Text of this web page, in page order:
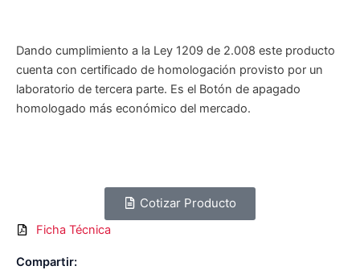
Dando cumplimiento a la Ley 1209 de 2.008 este producto
cuenta con certificado de homologación provisto por un
laboratorio de tercera parte. Es el Botón de apagado
homologado más económico del mercado.
Cotizar Producto
Ficha Técnica
Compartir: